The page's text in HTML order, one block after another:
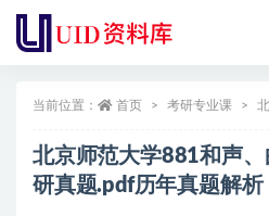
当前位置： 首页 考研专业课
北京师范大学881和声
研真题.pdf历年真题解析